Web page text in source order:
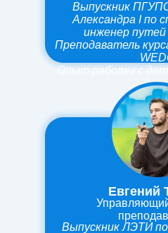
Выпускник
Александра I по
инженер
Преподаватель
Опыт работыс
Выпускник ЛЭТИ
Евгений